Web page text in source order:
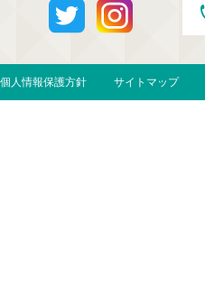
個人情報保護方針 サイトマップ